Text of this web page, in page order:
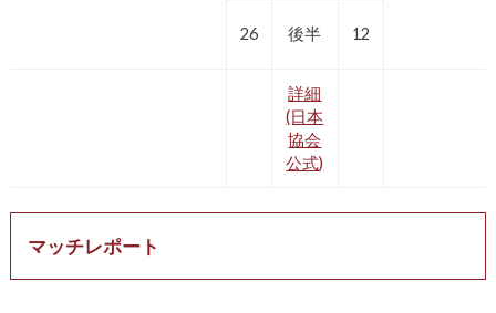
26 後半 12
詳細
(日本
協会
公式)
マッチレポート